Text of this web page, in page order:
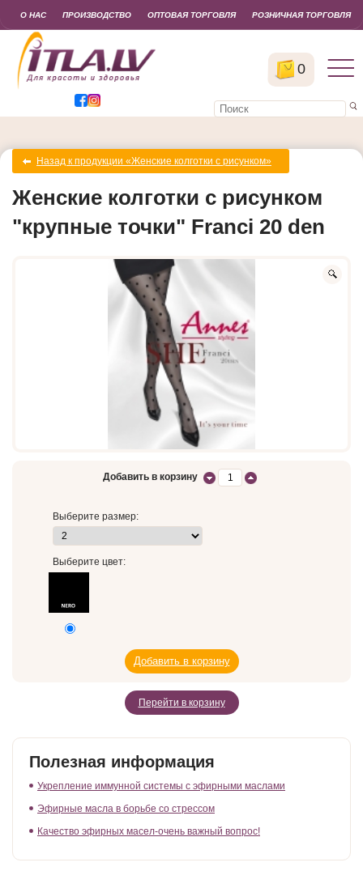
0
О НАС ПРОИЗВОДСТВО ОПТОВАЯ ТОРГОВЛЯ РОЗНИЧНАЯ ТОРГОВЛЯ
Назад к продукции «Женские колготки с рисунком»
Женские колготки с рисунком
"крупные точки" Franci 20 den
Добавить в корзину
Выберите размер:
Выберите цвет:
Перейти в корзину
Полезная информация
Укрепление иммунной системы с эфирными маслами
Эфирные масла в борьбе со стрессом
Качество эфирных масел-очень важный вопрос!